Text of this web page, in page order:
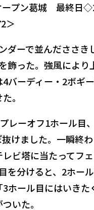
ープン葛城 最終日
＞
ダーで並んだささ
飾った。強風によ
バーディー・2ボギ
。
レーオフ1ホール目
けました。一瞬終
ビ塔に当たってフ
を分けると、2ホー
ホール目にはいき
いた。